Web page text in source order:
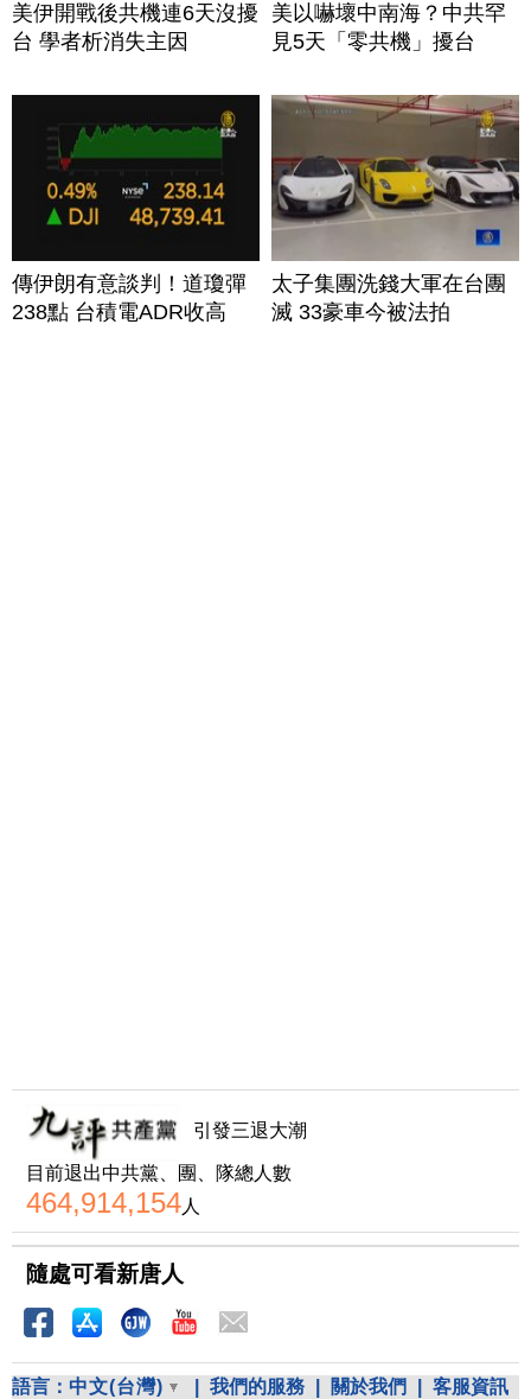
美伊開戰後共機連6天沒擾
台 學者析消失主因
美以嚇壞中南海？中共罕
見5天「零共機」擾台
傳伊朗有意談判！道瓊彈
238點 台積電ADR收高
太子集團洗錢大軍在台團
滅 33豪車今被法拍
引發三退大潮
目前退出中共黨、團、隊總人數
464,914,154人
隨處可看新唐人
語言： 中文(台灣) 我們的服務 關於我們 客服資訊